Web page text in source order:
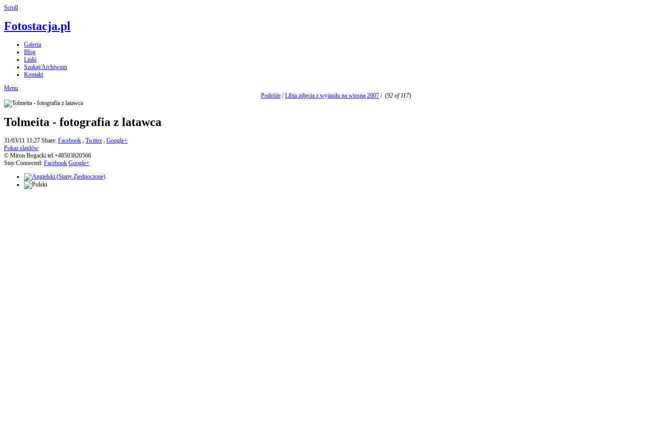
Scroll
Fotostacja.pl
Galeria
Blog
Linki
Szukaj/Archiwum
Kontakt
Menu
Podróże /Libia zdjęcia z wyjazdu na wiosną 2007 / (92 of 117)
Tolmeita - fotografia z latawca
31/03/11 11:27 Share: Facebook , Twitter , Google+
Pokaz slajdów
© Miron Bogacki tel.+48503820566
Stay Connected: Facebook Google+